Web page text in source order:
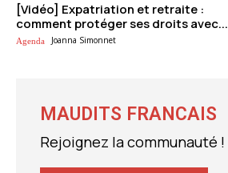
[Vidéo] Expatriation et retraite :
comment protéger ses droits avec...
Agenda Joanna Simonnet
MAUDITS FRANCAIS
Rejoignez la communauté !